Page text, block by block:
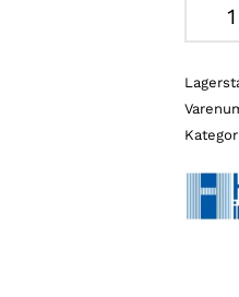
probe,
2
meter